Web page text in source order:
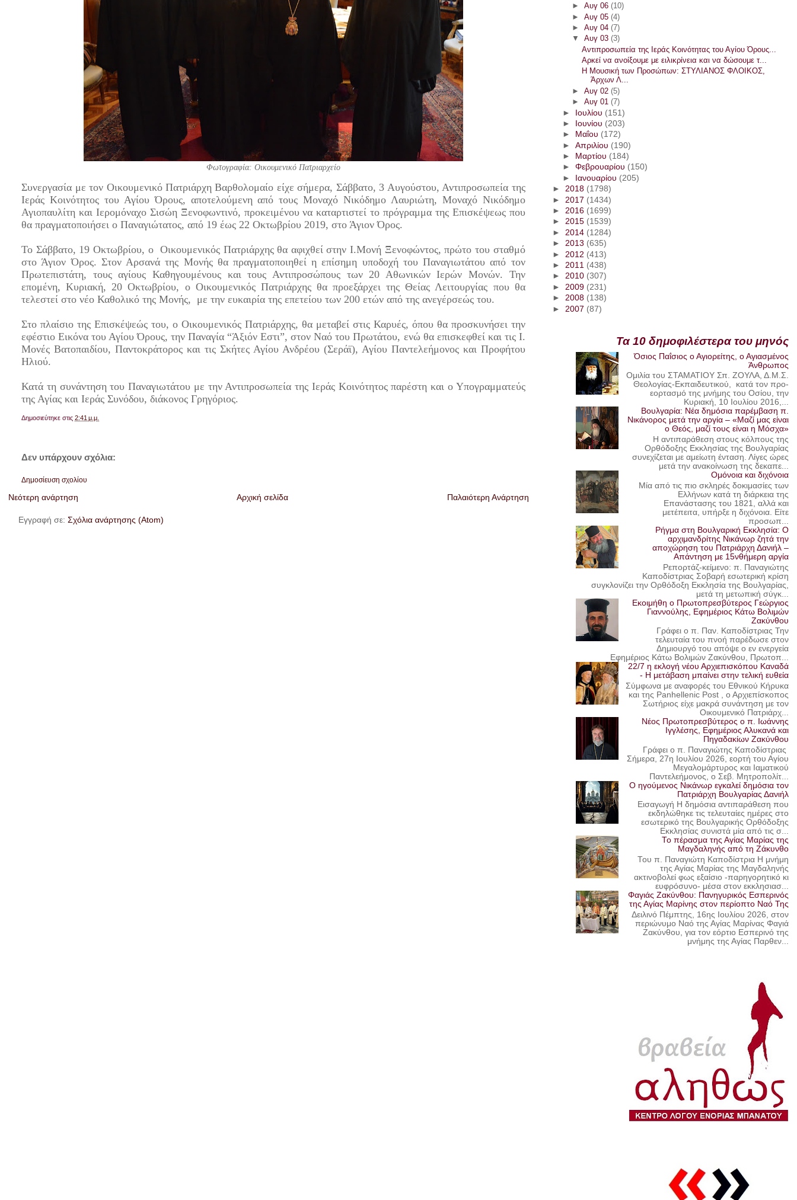
Φωτογραφία: Οικουμενικό Πατριαρχείο
Συνεργασία με τον Οικουμενικό Πατριάρχη Βαρθολομαίο είχε σήμερα, Σάββατο, 3 Αυγούστου, Αντιπροσωπεία της
Ιεράς Κοινότητος του Αγίου Όρους, αποτελούμενη από τους Μοναχό Νικόδημο Λαυριώτη, Μοναχό Νικόδημο
Αγιοπαυλίτη και Ιερομόναχο Σισώη Ξενοφωντινό, προκειμένου να καταρτιστεί το πρόγραμμα της Επισκέψεως που
θα πραγματοποιήσει ο Παναγιώτατος, από 19 έως 22 Οκτωβρίου 2019, στο Άγιον Όρος.
Το Σάββατο, 19 Οκτωβρίου, ο Οικουμενικός Πατριάρχης θα αφιχθεί στην Ι.Μονή Ξενοφώντος, πρώτο του σταθμό
στο Άγιον Όρος. Στον Αρσανά της Μονής θα πραγματοποιηθεί η επίσημη υποδοχή του Παναγιωτάτου από τον
Πρωτεπιστάτη, τους αγίους Καθηγουμένους και τους Αντιπροσώπους των 20 Αθωνικών Ιερών Μονών. Την
επομένη, Κυριακή, 20 Οκτωβρίου, ο Οικουμενικός Πατριάρχης θα προεξάρχει της Θείας Λειτουργίας που θα
τελεστεί στο νέο Καθολικό της Μονής, με την ευκαιρία της επετείου των 200 ετών από της ανεγέρσεώς του.
Στο πλαίσιο της Επισκέψεώς του, ο Οικουμενικός Πατριάρχης, θα μεταβεί στις Καρυές, όπου θα προσκυνήσει την
εφέστιο Εικόνα του Αγίου Όρους, την Παναγία “Άξιόν Εστι”, στον Ναό του Πρωτάτου, ενώ θα επισκεφθεί και τις Ι.
Μονές Βατοπαιδίου, Παντοκράτορος και τις Σκήτες Αγίου Ανδρέου (Σεράϊ), Αγίου Παντελεήμονος και Προφήτου
Ηλιού.
Κατά τη συνάντηση του Παναγιωτάτου με την Αντιπροσωπεία της Ιεράς Κοινότητος παρέστη και ο Υπογραμματεύς
της Αγίας και Ιεράς Συνόδου, διάκονος Γρηγόριος.
Δημοσιεύτηκε στις2:41 μ.μ.
Δεν υπάρχουν σχόλια:
Δημοσίευση σχολίου
Νεότερη ανάρτηση Παλαιότερη Ανάρτηση
Αρχική σελίδα
Εγγραφή σε:Σχόλια ανάρτησης (Atom)
► Αυγ 06 (10)
► Αυγ 05 (4)
► Αυγ 04 (7)
▼ Αυγ 03 (3)
Αντιπροσωπεία της Ιεράς Κοινότητας του Αγίου Όρους...
Αρκεί να ανοίξουμε με ειλικρίνεια και να δώσουμε τ...
Η Μουσική των Προσώπων: ΣΤΥΛΙΑΝΟΣ ΦΛΟΙΚΟΣ,
Άρχων Λ...
► Αυγ 02 (5)
► Αυγ 01 (7)
► Ιουλίου (151)
►
Ιουνίου (203)
►
Μαΐου (172)
► Απριλίου (190)
►
Μαρτίου (184)
► Φεβρουαρίου (150)
►
Ιανουαρίου (205)
►2018 (1798)
► 2017 (1434)
►2016 (1699)
►2015 (1539)
► 2014 (1284)
►2013 (635)
► 2012 (413)
► 2011 (438)
►2010 (307)
► 2009 (231)
►2008 (138)
► 2007 (87)
Τα 10 δημοφιλέστερα του μηνός
Όσιος Παΐσιος ο Αγιορείτης, ο Αγιασμένος
Άνθρωπος
Ομιλία του ΣΤΑΜΑΤΙΟΥ Σπ. ΖΟΥΛΑ, Δ.Μ.Σ.
Θεολογίας-Εκπαιδευτικού, κατά τον προ-
εορτασμό της μνήμης του Οσίου, την
Κυριακή, 10 Ιουλίου 2016,...
Βουλγαρία: Νέα δημόσια παρέμβαση π.
Νικάνορος μετά την αργία – «Μαζί μας είναι
ο Θεός, μαζί τους είναι η Μόσχα»
Η αντιπαράθεση στους κόλπους της
Ορθόδοξης Εκκλησίας της Βουλγαρίας
συνεχίζεται με αμείωτη ένταση. Λίγες ώρες
μετά την ανακοίνωση της δεκαπε...
Ομόνοια και διχόνοια
Μία από τις πιο σκληρές δοκιμασίες των
Ελλήνων κατά τη διάρκεια της
Επανάστασης του 1821, αλλά και
μετέπειτα, υπήρξε η διχόνοια. Είτε
προσωπ...
Ρήγμα στη Βουλγαρική Εκκλησία: Ο
αρχιμανδρίτης Νικάνωρ ζητά την
αποχώρηση του Πατριάρχη Δανιήλ –
Απάντηση με 15νθήμερη αργία
Ρεπορτάζ-κείμενο: π. Παναγιώτης
Καποδίστριας Σοβαρή εσωτερική κρίση
συγκλονίζει την Ορθόδοξη Εκκλησία της Βουλγαρίας,
μετά τη μετωπική σύγκ...
Εκοιμήθη ο Πρωτοπρεσβύτερος Γεώργιος
Γιαννούλης, Εφημέριος Κάτω Βολιμών
Ζακύνθου
Γράφει ο π. Παν. Καποδίστριας Την
τελευταία του πνοή παρέδωσε στον
Δημιουργό του απόψε ο εν ενεργεία
Εφημέριος Κάτω Βολιμών Ζακύνθου, Πρωτοπ...
22/7 η εκλογή νέου Αρχιεπισκόπου Καναδά
- Η μετάβαση μπαίνει στην τελική ευθεία
Σύμφωνα με αναφορές του Εθνικού Κήρυκα
και της Panhellenic Post , ο Αρχιεπίσκοπος
Σωτήριος είχε μακρά συνάντηση με τον
Οικουμενικό Πατριάρχ...
Νέος Πρωτοπρεσβύτερος ο π. Ιωάννης
Ιγγλέσης, Εφημέριος Αλυκανά και
Πηγαδακίων Ζακύνθου
Γράφει ο π. Παναγιώτης Καποδίστριας
Σήμερα, 27η Ιουλίου 2026, εορτή του Αγίου
Μεγαλομάρτυρος και Ιαματικού
Παντελεήμονος, ο Σεβ. Μητροπολίτ...
Ο ηγούμενος Νικάνωρ εγκαλεί δημόσια τον
Πατριάρχη Βουλγαρίας Δανιήλ
Εισαγωγή Η δημόσια αντιπαράθεση που
εκδηλώθηκε τις τελευταίες ημέρες στο
εσωτερικό της Βουλγαρικής Ορθόδοξης
Εκκλησίας συνιστά μία από τις σ...
Το πέρασμα της Αγίας Μαρίας της
Μαγδαληνής από τη Ζάκυνθο
Του π. Παναγιώτη Καποδίστρια Η μνήμη
της Αγίας Μαρίας της Μαγδαληνής
ακτινοβολεί φως εξαίσιο -παρηγορητικό κι
ευφρόσυνο- μέσα στον εκκλησιασ...
Φαγιάς Ζακύνθου: Πανηγυρικός Εσπερινός
της Αγίας Μαρίνης στον περίοπτο Ναό Της
Δειλινό Πέμπτης, 16ης Ιουλίου 2026, στον
περιώνυμο Ναό της Αγίας Μαρίνας Φαγιά
Ζακύνθου, για τον εόρτιο Εσπερινό της
μνήμης της Αγίας Παρθεν...